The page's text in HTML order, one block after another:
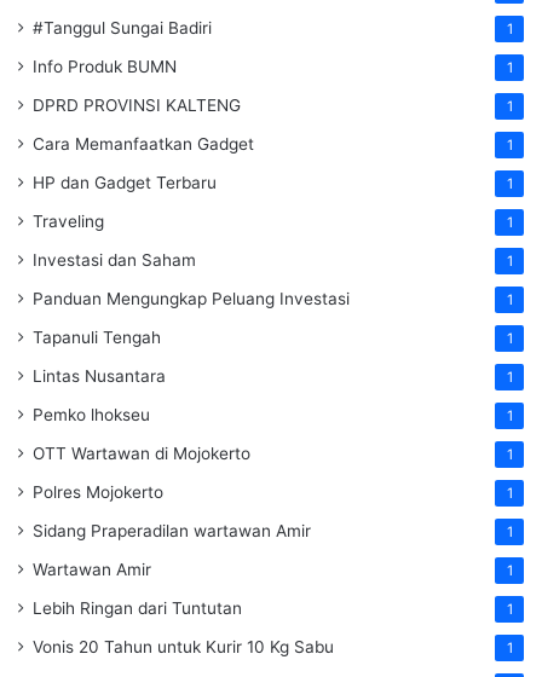
#Tanggul Sungai Badiri 1
Info Produk BUMN 1
DPRD PROVINSI KALTENG 1
Cara Memanfaatkan Gadget 1
HP dan Gadget Terbaru 1
Traveling 1
Investasi dan Saham 1
Panduan Mengungkap Peluang Investasi 1
Tapanuli Tengah 1
Lintas Nusantara 1
Pemko lhokseu 1
OTT Wartawan di Mojokerto 1
Polres Mojokerto 1
Sidang Praperadilan wartawan Amir 1
Wartawan Amir 1
Lebih Ringan dari Tuntutan 1
Vonis 20 Tahun untuk Kurir 10 Kg Sabu 1